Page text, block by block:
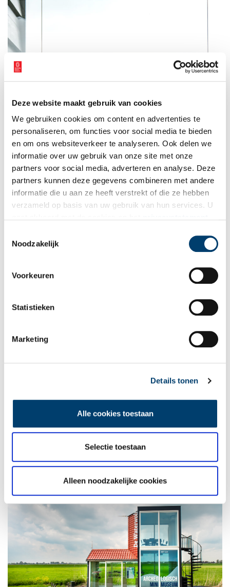
Deze website maakt gebruik van cookies
We gebruiken cookies om content en advertenties te
personaliseren, om functies voor social media te bieden
en om ons websiteverkeer te analyseren. Ook delen we
informatie over uw gebruik van onze site met onze
partners voor social media, adverteren en analyse. Deze
partners kunnen deze gegevens combineren met andere
informatie die u aan ze heeft verstrekt of die ze hebben
verzameld op basis van uw gebruik van hun services. U
Noodzakelijk
Voorkeuren
Statistieken
Marketing
Details tonen
Alle cookies toestaan
Selectie toestaan
Alleen noodzakelijke cookies
Goudschat en sarcofaag
In het museum kom je ook meer te weten over delegendarische
stenen sarcofaaggevonden uit de Middeleeuwen.
Duikers en archeologen brachten de kist en de prachtig versierde
tentoonstelling van Archeologiemuseum Huis van Hilde.